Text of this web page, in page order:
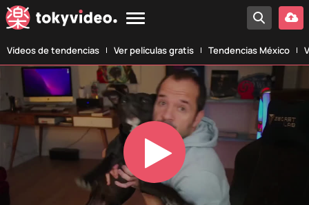
Vídeos de tendencias Ver películas gratis Tendencias México
Play